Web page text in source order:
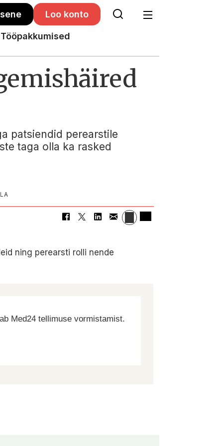
Loo konto
Tööpakkumised
patsiendid perearstile
taga olla ka rasked
ning perearsti rolli nende
Med24 tellimuse vormistamist.